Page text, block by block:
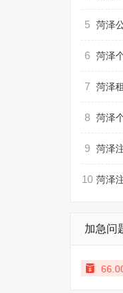
5 菏泽
6 菏泽
7 菏泽
8 菏泽
9 菏泽
10 菏泽
加急问